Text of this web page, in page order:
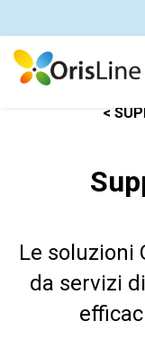
Per Odontotecnici
Tutte le soluzioni
Supporto e
<
Le soluzioni
da servizi